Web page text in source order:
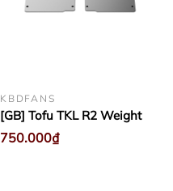
KBDFANS
[GB] Tofu TKL R2 Weight
750.000₫